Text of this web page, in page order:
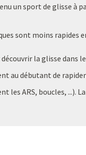
un sport de glisse à
sont moins rapides
la glisse dans
au débutant de
ARS, boucles, ...).